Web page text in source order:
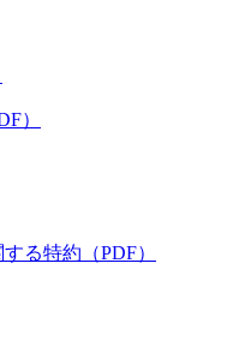
）
る特約（PDF）